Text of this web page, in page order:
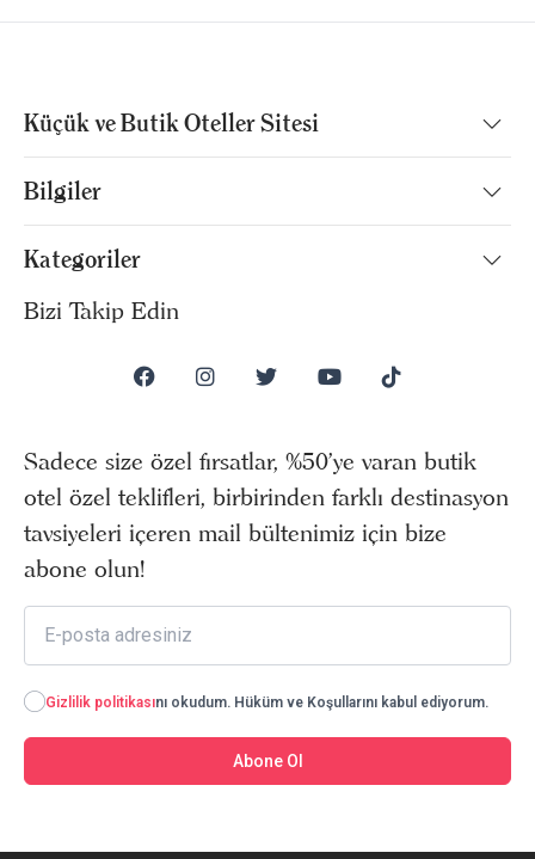
Küçük ve Butik Oteller Sitesi
Bilgiler
Kategoriler
Bizi Takip Edin
Sadece size özel fırsatlar, %50’ye varan butik
otel özel teklifleri, birbirinden farklı destinasyon
tavsiyeleri içeren mail bültenimiz için bize
abone olun!
Gizlilik politikasını okudum. Hüküm ve Koşullarını kabul ediyorum.
Abone Ol